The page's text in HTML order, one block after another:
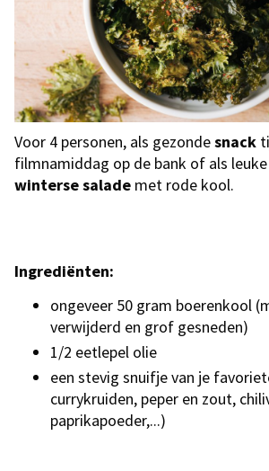
Voor 4 personen, als gezondesnack
filmnamiddag op de bank of als
wintersesalade met rode kool.
Ingrediënten:
ongeveer 50 gram boerenkool
verwijderd en grof gesneden)
1/2 eetlepel olie
een stevig snuifje van je
currykruiden, peper en zout,
paprikapoeder,...)